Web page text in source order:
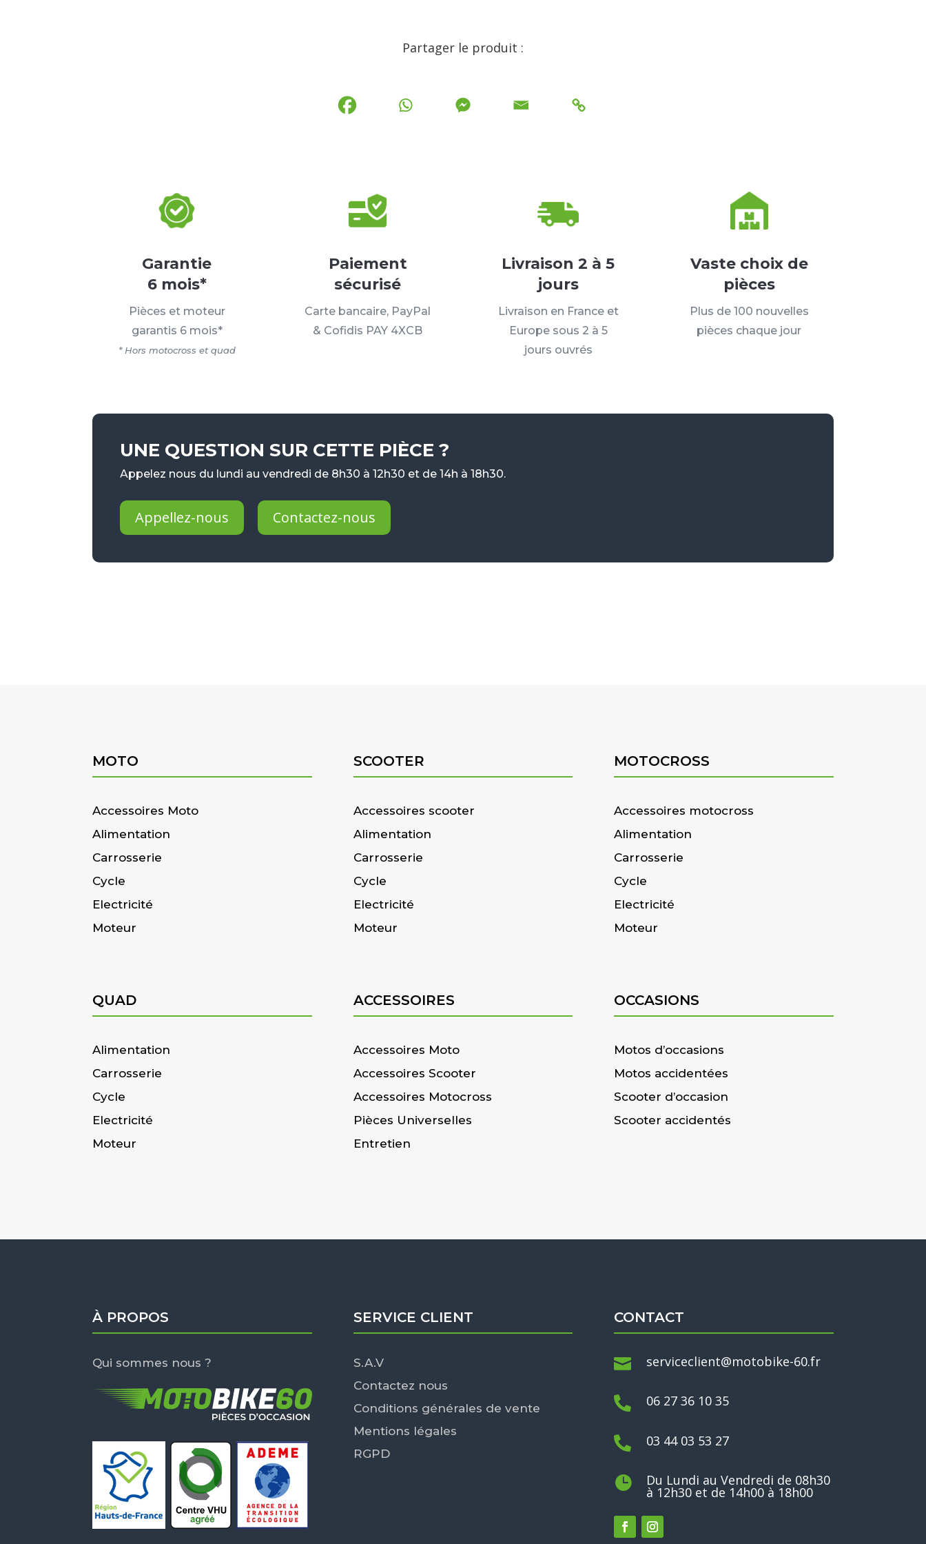
Partager le produit :
Garantie
6 mois*
Pièces et moteur
garantis 6 mois*
* Hors motocross et quad
Paiement
sécurisé
Carte bancaire, PayPal
& Cofidis PAY 4XCB
Livraison 2 à 5
jours
Livraison en France et
Europe sous 2 à 5
jours ouvrés
Vaste choix de
pièces
Plus de 100 nouvelles
pièces chaque jour
UNE QUESTION SUR CETTE PIÈCE ?
Appelez nous du lundi au vendredi de 8h30 à 12h30 et de 14h à 18h30.
Appellez-nous Contactez-nous
MOTO
Accessoires Moto
Alimentation
Carrosserie
Cycle
Electricité
Moteur
SCOOTER
Accessoires scooter
Alimentation
Carrosserie
Cycle
Electricité
Moteur
MOTOCROSS
Accessoires motocross
Alimentation
Carrosserie
Cycle
Electricité
Moteur
QUAD
Alimentation
Carrosserie
Cycle
Electricité
Moteur
ACCESSOIRES
Accessoires Moto
Accessoires Scooter
Accessoires Motocross
Pièces Universelles
Entretien
OCCASIONS
Motos d’occasions
Motos accidentées
Scooter d’occasion
Scooter accidentés
À PROPOS
Qui sommes nous ?
SERVICE CLIENT
S.A.V
Contactez nous
Conditions générales de vente
Mentions légales
RGPD
CONTACT
 serviceclient@motobike-60.fr
 06 27 36 10 35
 03 44 03 53 27
 Du Lundi au Vendredi de 08h30
à 12h30 et de 14h00 à 18h00